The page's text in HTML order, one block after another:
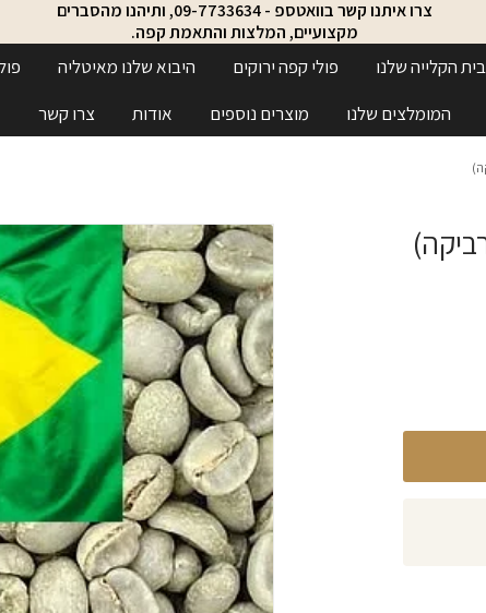
צרו איתנו קשר בוואטספ - 09-7733634, ותיהנו מהסברים
מקצועיים, המלצות והתאמת קפה.
בית הקלייה שלנו פולי קפה ירוקים היבוא שלנו מאיטליה
המומלצים שלנו
מוצרים נוספים אודות צרו קשר